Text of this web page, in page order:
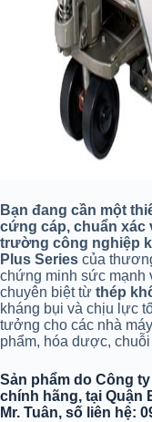
Bạn đang cần một
cứng cáp, chuẩn xác
trường công nghiệp
Plus Series của
chứng minh sức mạnh
chuyên biệt từ thép
kháng bụi và chịu lực
tưởng cho các nhà
phẩm, hóa dược,
Sản phẩm do Công
chính hãng, tại Quận
Mr. Tuân, số liên hệ: